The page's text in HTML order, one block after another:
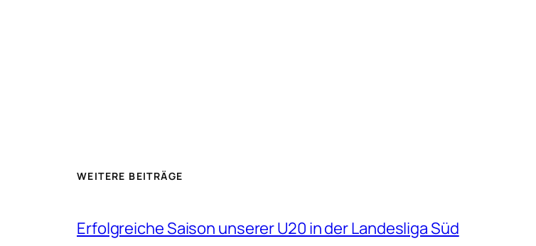
WEITERE BEITRÄGE
Erfolgreiche Saison unserer U20 in der Landesliga Süd